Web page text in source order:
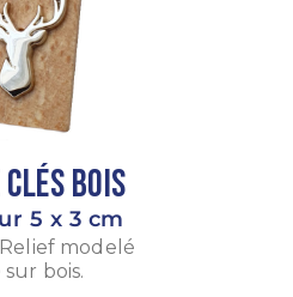
Bois
5 x 3 cm
modelé
sur bois.